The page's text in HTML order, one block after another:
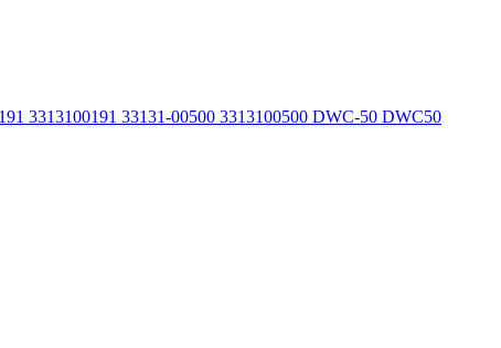
3313100191 33131-00500 3313100500 DWC-50 DWC50